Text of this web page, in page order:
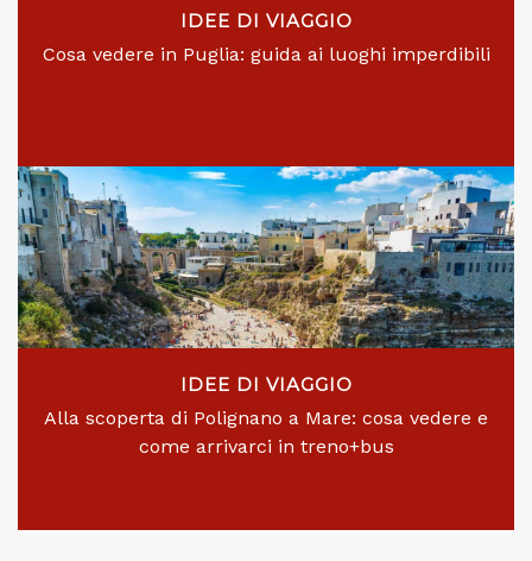
IDEE DI VIAGGIO
Cosa vedere in Puglia: guida ai luoghi imperdibili
IDEE DI VIAGGIO
Alla scoperta di Polignano a Mare: cosa vedere e
come arrivarci in treno+bus